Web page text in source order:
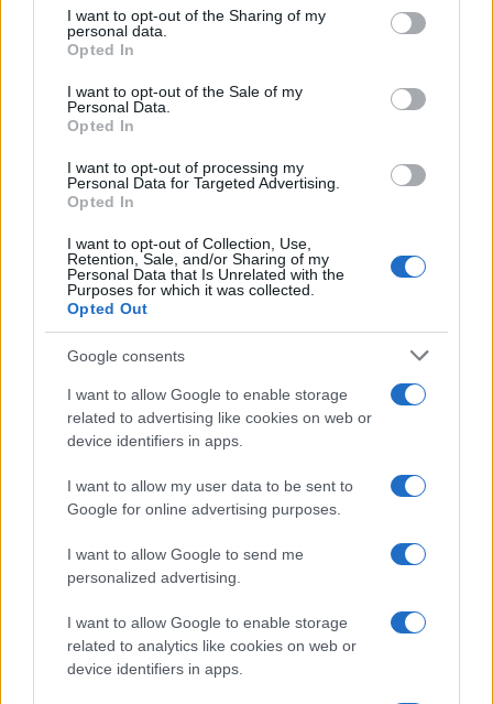
not limited to your visit or usage behaviour. You may click to
grant or deny consent to Google and its third-party tags to
use your data for below specified purposes in below Google
consent section.
I want to opt-out of the Sharing of my
personal data.
Opted In
I want to opt-out of the Sale of my
Personal Data.
Opted In
I want to opt-out of processing my
Personal Data for Targeted Advertising.
Opted In
I want to opt-out of Collection, Use,
Retention, Sale, and/or Sharing of my
Personal Data that Is Unrelated with the
Purposes for which it was collected.
Opted Out
Google consents
I want to allow Google to enable storage
related to advertising like cookies on web or
device identifiers in apps.
I want to allow my user data to be sent to
Google for online advertising purposes.
I want to allow Google to send me
personalized advertising.
I want to allow Google to enable storage
related to analytics like cookies on web or
device identifiers in apps.
preço do WNCG no curto prazo e calcular nossos
investimentos de acordo. Usando níveis horizontais de
resistência e suporte, médias móveis, vários indicadores e
outras técnicas, você pode fazer uma previsão de preço
informada sobre se o preço vai subir ou descer nos
próximos dias, semanas e meses.
O mercado de criptomoedas é extremamente volátil e
difícil de prever a longo prazo, portanto, pesquisar os
fundamentos e o progresso do Nine Chronicles Gold é
uma tarefa essencial antes de decidir investir qualquer
quantia de fundos a longo prazo com o objetivo de mantê-
los por meses ou anos. Ao analisar o preço do Nine
Chronicles Gold para formar uma previsão de preço para o
curto ou longo prazo, é essencial levar em consideração a
análise técnica e fundamental.
AUTOR